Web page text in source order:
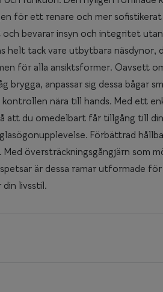
för ett renare och mer
och bevarar insyn och integritet
helt tack vare utbytbara
för alla ansiktsformer. Oavsett
brygga, anpassar sig dessa bågar
nära till hands. Med ett
att du omedelbart får tillgång till
Förbättrad
översträckningsgångjärn som
är dessa ramar utformade
din livsstil.